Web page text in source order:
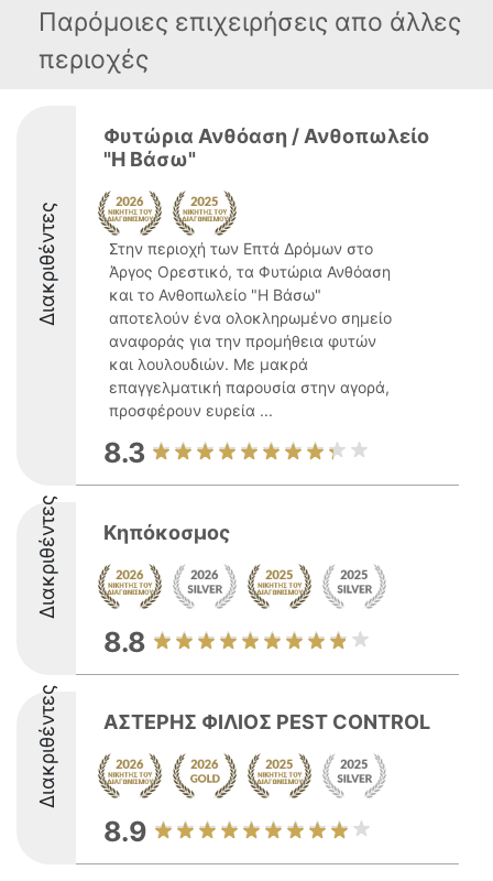
Παρόμοιες επιχειρήσεις απο άλλες
περιοχές
Διακριθέντες
Φυτώρια Ανθόαση / Ανθοπωλείο
"Η Βάσω"
Στην περιοχή των Επτά Δρόμων στο
Άργος Ορεστικό, τα Φυτώρια Ανθόαση
και το Ανθοπωλείο "Η Βάσω"
αποτελούν ένα ολοκληρωμένο σημείο
αναφοράς για την προμήθεια φυτών
και λουλουδιών. Με μακρά
επαγγελματική παρουσία στην αγορά,
προσφέρουν ευρεία ...
8.3
Διακριθέντες Κηπόκοσμος
8.8
Διακριθέντες ΑΣΤΕΡΗΣ ΦΙΛΙΟΣ PEST CONTROL
8.9